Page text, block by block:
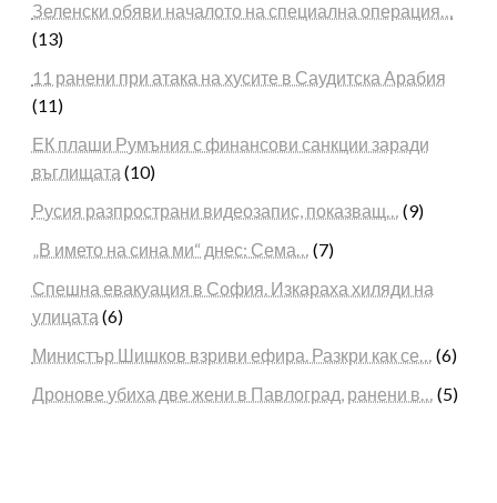
Зеленски обяви началото на специална операция…
(13)
11 ранени при атака на хусите в Саудитска Арабия
(11)
ЕК плаши Румъния с финансови санкции заради
въглищата (10)
Русия разпространи видеозапис, показващ…
(9)
„В името на сина ми“ днес: Сема…
(7)
Спешна евакуация в София. Изкараха хиляди на
улицата (6)
Министър Шишков взриви ефира. Разкри как се…
(6)
Дронове убиха две жени в Павлоград, ранени в…
(5)